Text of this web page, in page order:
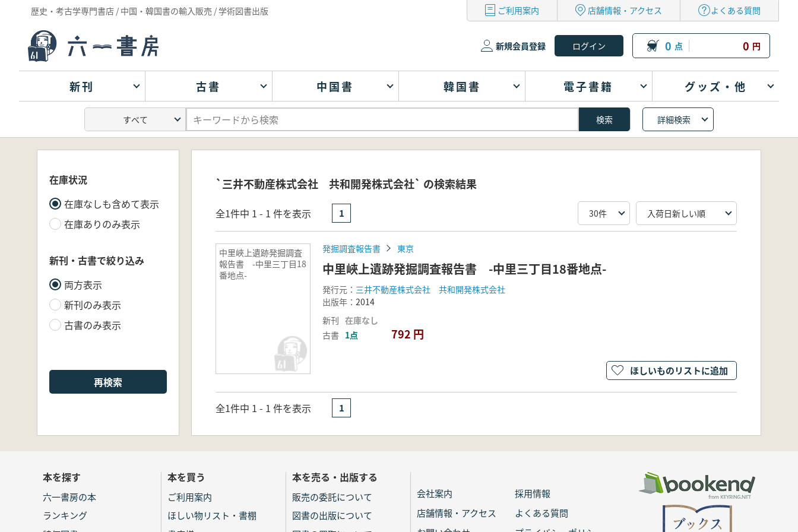
歴史・考古学専門書店 / 中国・韓国書の輸入販売 / 学術図書出版 ご利用案内 店舗情報・アクセス よくある質問
新規会員登録 0 点 0 円
新刊 古書 中国書 韓国書 電子書籍 グッズ・他
詳細検索
在庫状況
在庫なしも含めて表示
在庫ありのみ表示
新刊・古書で絞り込み
両方表示
新刊のみ表示
古書のみ表示
再検索
`三井不動産株式会社 共和開発株式会社` の検索結果
全1件中 1 - 1 件を表示 1
中里峽上遺跡発掘調査
報告書 -中里三丁目18
番地点-
発掘調査報告書 東京
中里峽上遺跡発掘調査報告書 -中里三丁目18番地点-
発行元： 三井不動産株式会社 共和開発株式会社
出版年： 2014
新刊 在庫なし
古書 1点 792 円
ほしいものリストに追加
全1件中 1 - 1 件を表示 1
本を探す
六一書房の本
ランキング
本を買う
ご利用案内
ほしい物リスト・書棚
本を売る・出版する
販売の委託について
図書の出版について
会社案内
採用情報
店舗情報・アクセス
よくある質問